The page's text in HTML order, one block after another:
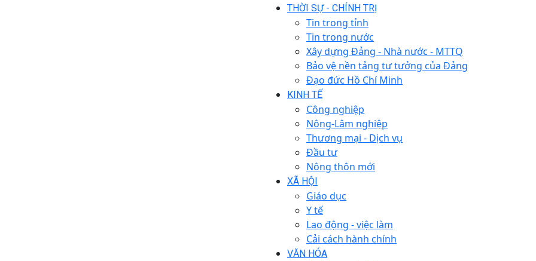
THỜI SỰ - CHÍNH TRỊ
Tin trong tỉnh
Tin trong nước
Xây dựng Đảng - Nhà nước - MTTQ
Bảo vệ nền tảng tư tưởng của Đảng
Đạo đức Hồ Chí Minh
KINH TẾ
Công nghiệp
Nông-Lâm nghiệp
Thương mại - Dịch vụ
Đầu tư
Nông thôn mới
XÃ HỘI
Giáo dục
Y tế
Lao động - việc làm
Cải cách hành chính
VĂN HÓA